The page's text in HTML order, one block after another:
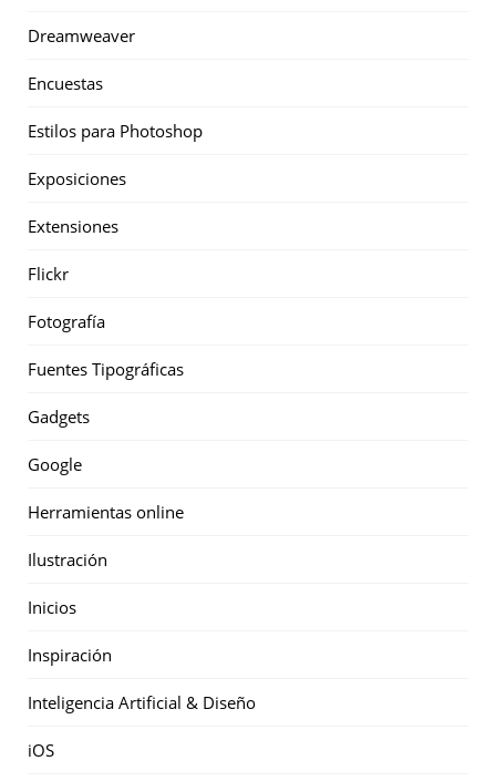
Dreamweaver
Encuestas
Estilos para Photoshop
Exposiciones
Extensiones
Flickr
Fotografía
Fuentes Tipográficas
Gadgets
Google
Herramientas online
Ilustración
Inicios
Inspiración
Inteligencia Artificial & Diseño
iOS